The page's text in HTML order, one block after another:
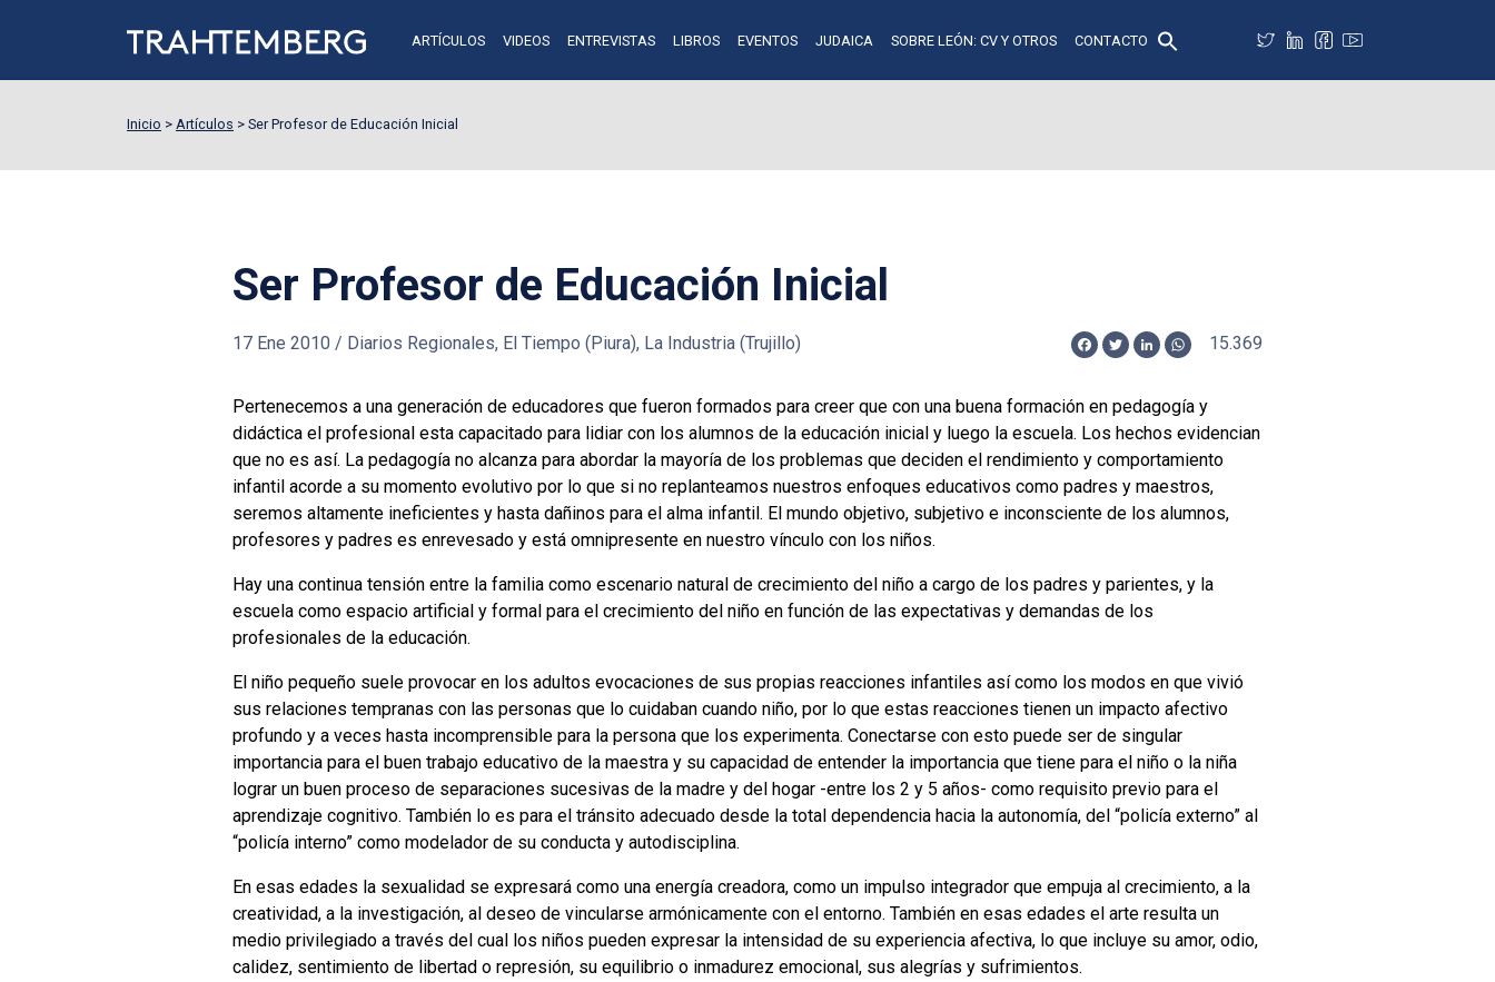
ARTÍCULOS VIDEOS ENTREVISTAS LIBROS EVENTOS JUDAICA SOBRE LEÓN: CV Y OTROS CONTACTO
Inicio > Artículos > Ser Profesor de Educación Inicial
Ser Profesor de Educación Inicial
17 Ene 2010 / Diarios Regionales, El Tiempo (Piura), La Industria (Trujillo)
Facebook
TwitterLinkedInWhatsApp
15.369
Pertenecemos a una generación de educadores que fueron formados para creer que con una buena formación en pedagogía y
didáctica el profesional esta capacitado para lidiar con los alumnos de la educación inicial y luego la escuela. Los hechos evidencian
que no es así. La pedagogía no alcanza para abordar la mayoría de los problemas que deciden el rendimiento y comportamiento
infantil acorde a su momento evolutivo por lo que si no replanteamos nuestros enfoques educativos como padres y maestros,
seremos altamente ineficientes y hasta dañinos para el alma infantil. El mundo objetivo, subjetivo e inconsciente de los alumnos,
profesores y padres es enrevesado y está omnipresente en nuestro vínculo con los niños.
Hay una continua tensión entre la familia como escenario natural de crecimiento del niño a cargo de los padres y parientes, y la
escuela como espacio artificial y formal para el crecimiento del niño en función de las expectativas y demandas de los
profesionales de la educación.
El niño pequeño suele provocar en los adultos evocaciones de sus propias reacciones infantiles así como los modos en que vivió
sus relaciones tempranas con las personas que lo cuidaban cuando niño, por lo que estas reacciones tienen un impacto afectivo
profundo y a veces hasta incomprensible para la persona que los experimenta. Conectarse con esto puede ser de singular
importancia para el buen trabajo educativo de la maestra y su capacidad de entender la importancia que tiene para el niño o la niña
lograr un buen proceso de separaciones sucesivas de la madre y del hogar -entre los 2 y 5 años- como requisito previo para el
aprendizaje cognitivo. También lo es para el tránsito adecuado desde la total dependencia hacia la autonomía, del “policía externo” al
“policía interno” como modelador de su conducta y autodisciplina.
En esas edades la sexualidad se expresará como una energía creadora, como un impulso integrador que empuja al crecimiento, a la
creatividad, a la investigación, al deseo de vincularse armónicamente con el entorno. También en esas edades el arte resulta un
medio privilegiado a través del cual los niños pueden expresar la intensidad de su experiencia afectiva, lo que incluye su amor, odio,
calidez, sentimiento de libertad o represión, su equilibrio o inmadurez emocional, sus alegrías y sufrimientos.